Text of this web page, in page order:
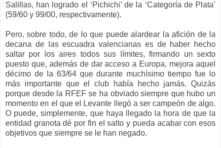
Salillas, han logrado el ‘Pichichi’ de la ‘Categoría de Plata’
(59/60 y 99/00, respectivamente).
Pero, sobre todo, de lo que puede alardear la afición de la
decana de las escuadra valencianas es de haber hecho
saltar por los aires todos sus límites, firmando un sexto
puesto que, además de dar acceso a Europa, mejora aquel
décimo de la 63/64 que durante muchísimo tiempo fue lo
más importante que el club había hecho jamás. Quizás
porque desde la RFEF se ha obviado siempre que hubo un
momento en el que el Levante llegó a ser campeón de algo.
O puede, simplemente, que haya llegado la hora de que la
entidad granota dé por fin el salto y pueda acabar con esos
objetivos que siempre se le han negado.